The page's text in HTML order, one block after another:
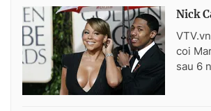
Nick
coi
sau 6